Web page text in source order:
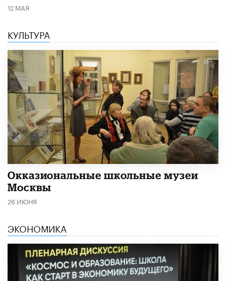
12 МАЯ
КУЛЬТУРА
​Окказиональные школьные музеи
Москвы
26 ИЮНЯ
ЭКОНОМИКА